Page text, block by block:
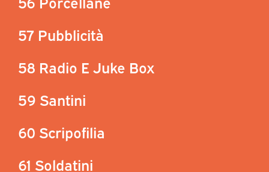
57 Pubblicità
58 Radio E Juke Box
59 Santini
60 Scripofilia
61 Soldatini